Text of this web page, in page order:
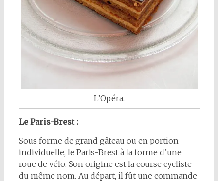
L’Opéra.
Le Paris-Brest :
Sous forme de grand gâteau ou en portion
individuelle, le Paris-Brest à la forme d’une
roue de vélo. Son origine est la course cycliste
du même nom. Au départ, il fût une commande